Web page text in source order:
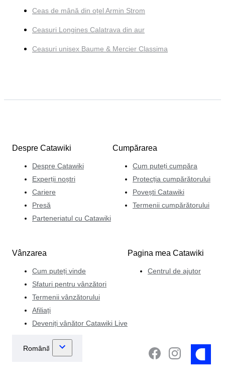
Ceas de mână din oțel Armin Strom
Ceasuri Longines Calatrava din aur
Ceasuri unisex Baume & Mercier Classima
Despre Catawiki
Despre Catawiki
Experții noștri
Cariere
Presă
Parteneriatul cu Catawiki
Cumpărarea
Cum puteți cumpăra
Protecția cumpărătorului
Povești Catawiki
Termenii cumpărătorului
Vânzarea
Cum puteți vinde
Sfaturi pentru vânzători
Termenii vânzătorului
Afiliați
Deveniți vânător Catawiki Live
Pagina mea Catawiki
Centrul de ajutor